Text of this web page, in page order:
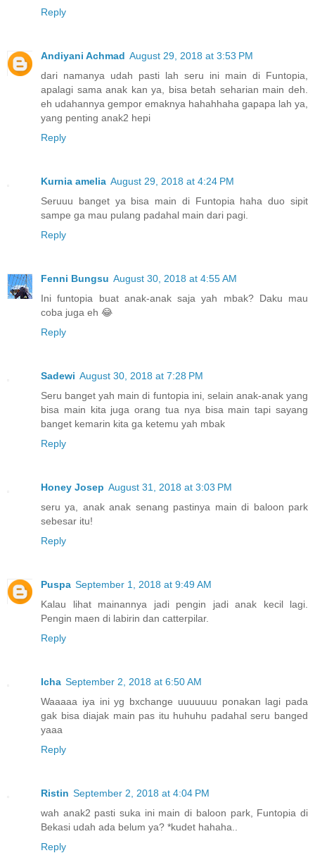
Reply
Andiyani Achmad August 29, 2018 at 3:53 PM
dari namanya udah pasti lah seru ini main di Funtopia,
apalagi sama anak kan ya, bisa betah seharian main deh.
eh udahannya gempor emaknya hahahhaha gapapa lah ya,
yang penting anak2 hepi
Reply
Kurnia amelia August 29, 2018 at 4:24 PM
Seruuu banget ya bisa main di Funtopia haha duo sipit
sampe ga mau pulang padahal main dari pagi.
Reply
Fenni Bungsu August 30, 2018 at 4:55 AM
Ini funtopia buat anak-anak saja yah mbak? Daku mau
coba juga eh 😂
Reply
Sadewi August 30, 2018 at 7:28 PM
Seru banget yah main di funtopia ini, selain anak-anak yang
bisa main kita juga orang tua nya bisa main tapi sayang
banget kemarin kita ga ketemu yah mbak
Reply
Honey Josep August 31, 2018 at 3:03 PM
seru ya, anak anak senang pastinya main di baloon park
sebesar itu!
Reply
Puspa September 1, 2018 at 9:49 AM
Kalau lihat mainannya jadi pengin jadi anak kecil lagi.
Pengin maen di labirin dan catterpilar.
Reply
Icha September 2, 2018 at 6:50 AM
Waaaaa iya ini yg bxchange uuuuuuu ponakan lagi pada
gak bisa diajak main pas itu huhuhu padahal seru banged
yaaa
Reply
Ristin September 2, 2018 at 4:04 PM
wah anak2 pasti suka ini main di baloon park, Funtopia di
Bekasi udah ada belum ya? *kudet hahaha..
Reply